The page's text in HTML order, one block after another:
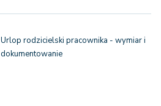
Urlop rodzicielski pracownika - wymiar i
dokumentowanie